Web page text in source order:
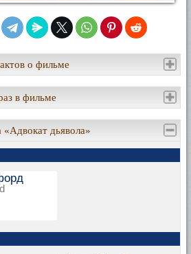
о фильме
в фильме
дьявола»